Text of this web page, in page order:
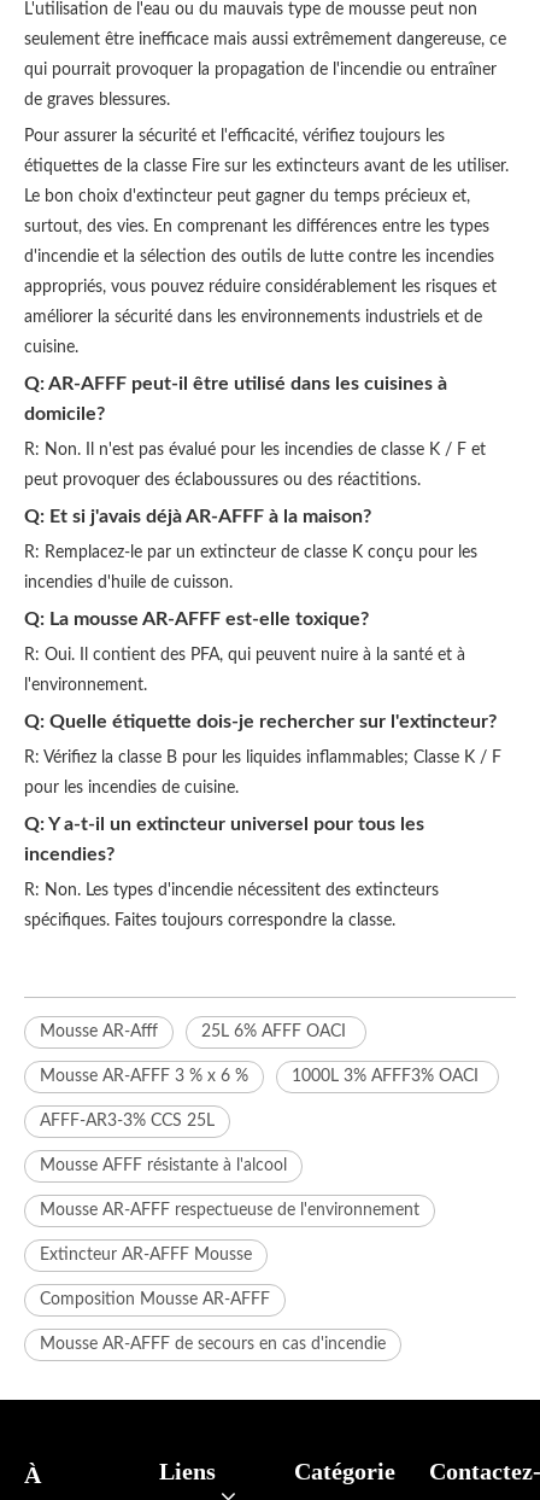
L'utilisation de l'eau ou du mauvais type de mousse peut non
seulement être inefficace mais aussi extrêmement dangereuse, ce
qui pourrait provoquer la propagation de l'incendie ou entraîner
de graves blessures.
Pour assurer la sécurité et l'efficacité, vérifiez toujours les
étiquettes de la classe Fire sur les extincteurs avant de les utiliser.
Le bon choix d'extincteur peut gagner du temps précieux et,
surtout, des vies. En comprenant les différences entre les types
d'incendie et la sélection des outils de lutte contre les incendies
appropriés, vous pouvez réduire considérablement les risques et
améliorer la sécurité dans les environnements industriels et de
cuisine.
Q: AR-AFFF peut-il être utilisé dans les cuisines à
domicile?
R: Non. Il n'est pas évalué pour les incendies de classe K / F et
peut provoquer des éclaboussures ou des réactitions.
Q: Et si j'avais déjà AR-AFFF à la maison?
R: Remplacez-le par un extincteur de classe K conçu pour les
incendies d'huile de cuisson.
Q: La mousse AR-AFFF est-elle toxique?
R: Oui. Il contient des PFA, qui peuvent nuire à la santé et à
l'environnement.
Q: Quelle étiquette dois-je rechercher sur l'extincteur?
R: Vérifiez la classe B pour les liquides inflammables; Classe K / F
pour les incendies de cuisine.
Q: Y a-t-il un extincteur universel pour tous les
incendies?
R: Non. Les types d'incendie nécessitent des extincteurs
spécifiques. Faites toujours correspondre la classe.
Mousse AR-Afff 25L 6% AFFF OACI
Mousse AR-AFFF 3 % x 6 % 1000L 3% AFFF3% OACI
AFFF-AR3-3% CCS 25L
Mousse AFFF résistante à l'alcool
Mousse AR-AFFF respectueuse de l'environnement
Extincteur AR-AFFF Mousse
Composition Mousse AR-AFFF
Mousse AR-AFFF de secours en cas d'incendie
À
Liens
Catégorie
Contactez-